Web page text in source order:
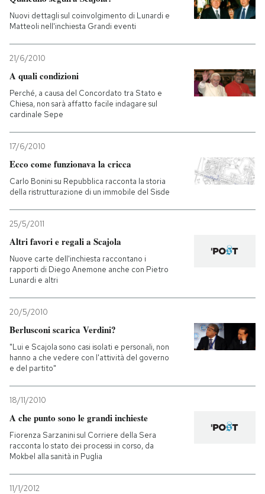
I MIEI PREFERITI
SHOP
CALENDARIO
AREA PERSONALE
Entra
Nuovi dettagli sul coinvolgimento di Lunardi e
Matteoli nell'inchiesta Grandi eventi
21/6/2010
A quali condizioni
Perché, a causa del Concordato tra Stato e
Chiesa, non sarà affatto facile indagare sul
cardinale Sepe
17/6/2010
Ecco come funzionava la cricca
Carlo Bonini su Repubblica racconta la storia
della ristrutturazione di un immobile del Sisde
25/5/2011
Altri favori e regali a Scajola
Nuove carte dell'inchiesta raccontano i
rapporti di Diego Anemone anche con Pietro
Lunardi e altri
20/5/2010
Berlusconi scarica Verdini?
"Lui e Scajola sono casi isolati e personali, non
hanno a che vedere con l'attività del governo
e del partito"
18/11/2010
A che punto sono le grandi inchieste
Fiorenza Sarzanini sul Corriere della Sera
racconta lo stato dei processi in corso, da
Mokbel alla sanità in Puglia
11/1/2012